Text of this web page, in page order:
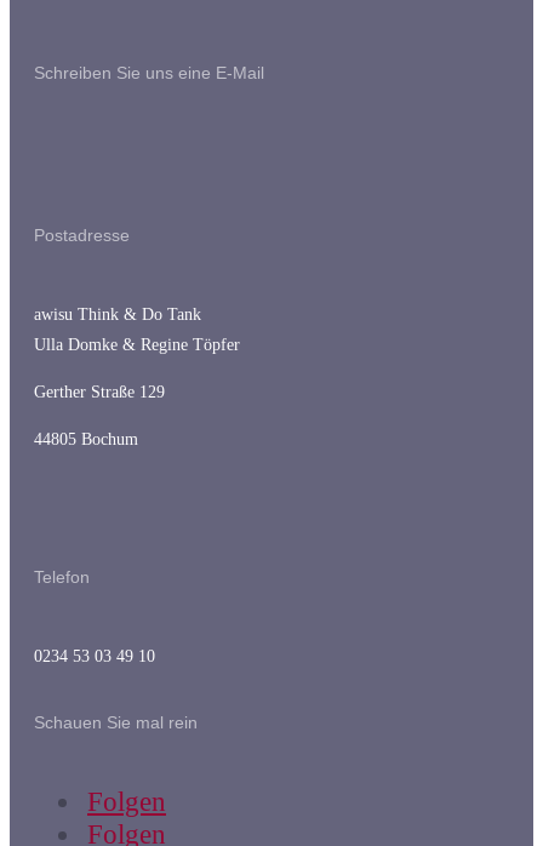
Schreiben Sie uns eine E-Mail
Postadresse
awisu Think & Do Tank
Ulla Domke & Regine Töpfer
Gerther Straße 129
44805 Bochum
Telefon
0234 53 03 49 10
Schauen Sie mal rein
Folgen
Folgen